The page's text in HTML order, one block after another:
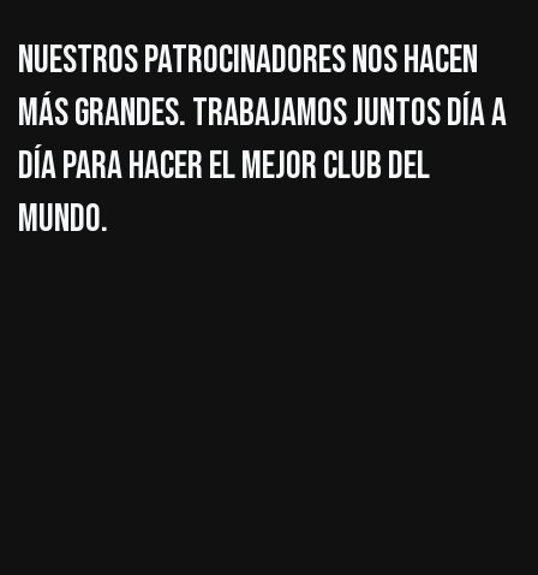
Nuestros patrocinadores nos hacen
más grandes. Trabajamos juntos día a
día para hacer el mejor club del
mundo.